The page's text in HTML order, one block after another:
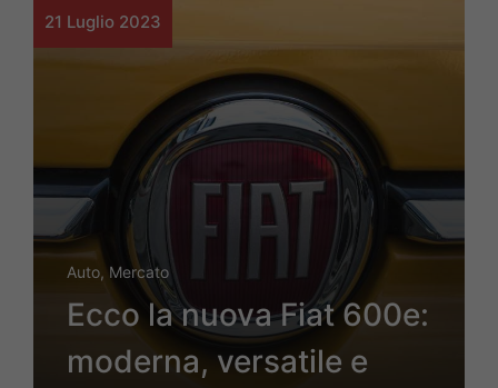
21 Luglio 2023
Auto, Mercato
Ecco la nuova Fiat 600e:
moderna, versatile e